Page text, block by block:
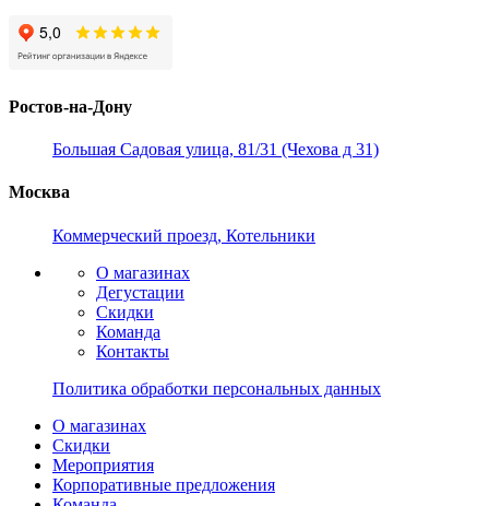
Ростов-на-Дону
Большая Садовая улица, 81/31 (Чехова д 31)
Москва
Коммерческий проезд, Котельники
О магазинах
Дегустации
Скидки
Команда
Контакты
Политика обработки персональных данных
О магазинах
Скидки
Мероприятия
Корпоративные предложения